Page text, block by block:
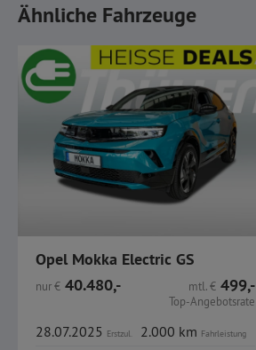
Ähnliche Fahrzeuge
Opel Mokka Electric GS
nur€ 40.480,- mtl.€ 499,-
Top-Angebotsrate
28.07.2025 Erstzul. 2.000 km Fahrleistung